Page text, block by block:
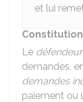
et lui
Le défendeur
demandes,
demandes
paiement ou